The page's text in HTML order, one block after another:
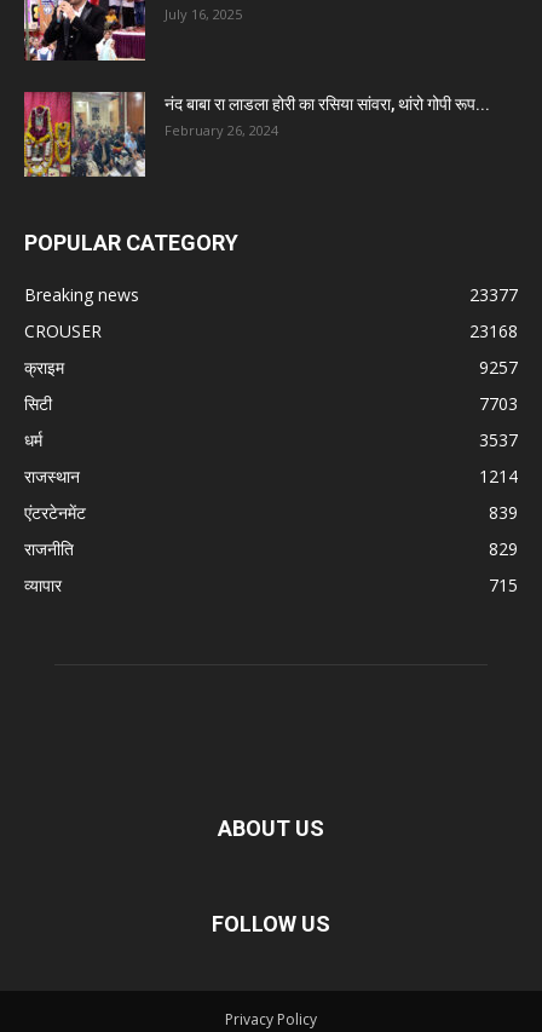
July 16, 2025
नंद बाबा रा लाडला होरी का रसिया सांवरा, थांरो गोपी रूप...
February 26, 2024
POPULAR CATEGORY
Breaking news
23377
CROUSER
23168
क्राइम
9257
सिटी
7703
धर्म
3537
राजस्थान
1214
एंटरटेनमेंट
839
राजनीति
829
व्यापार
715
ABOUT US
FOLLOW US
Privacy Policy